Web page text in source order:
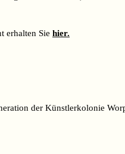
erhalten Sie hier.
der Künstlerkolonie